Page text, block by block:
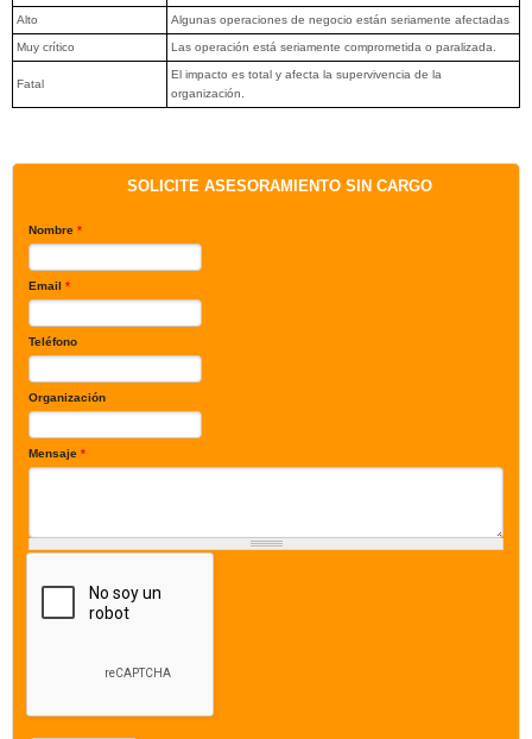
Alto Algunas operaciones de negocio están seriamente afectadas
Muy crítico Las operación está seriamente comprometida o paralizada.
Fatal
El impacto es total y afecta la supervivencia de la
organización.
SOLICITE ASESORAMIENTO SIN CARGO
Nombre *
Email *
Teléfono
Organización
Mensaje *